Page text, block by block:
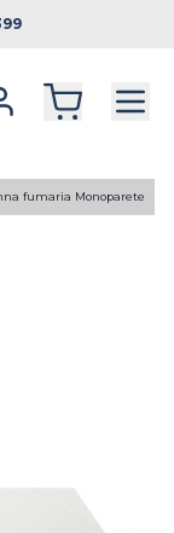
fumaria Monoparete